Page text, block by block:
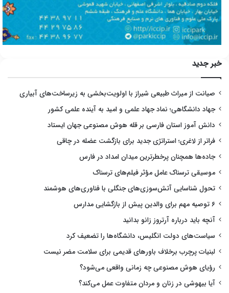
خبر جدید
صیانت از میراث طبیعی شیراز با اولویت‌بخشی به زیرساخت‌های آبیاری
جهاد دانشگاهی؛ نماد جهاد علمی و امید به آینده علمی کشور
دانش آموز استان فارسی بر قله هوش مصنوعی جهان ایستاد
فراتر از لاغری؛ استراتژی جدید برای بازگشت عضله در چاقی
جاده‌ها همچنان پرخطرترین میدان امداد در فارس
موسیقی ترسناک عامل مؤثر فیلم‌های ترسناک
تحول شناسایی آتش‌سوزی‌های جنگلی با فناوری‌های هوشمند
۶ توصیه مهم برای والدین پیش از بازگشایی مدارس
آنچه باید درباره آرتروز زانو بدانید
سیاست‌های دولت انگلیس، دانشگاه‌ها را تضعیف کرد
لبنیات پرچرب برخلاف باورهای قدیمی برای سلامت مضر نیست
رؤیای هوش مصنوعی چه زمانی واقعی می‌شود؟
آیا بیهوشی در زنان و مردان متفاوت عمل می‌کند؟